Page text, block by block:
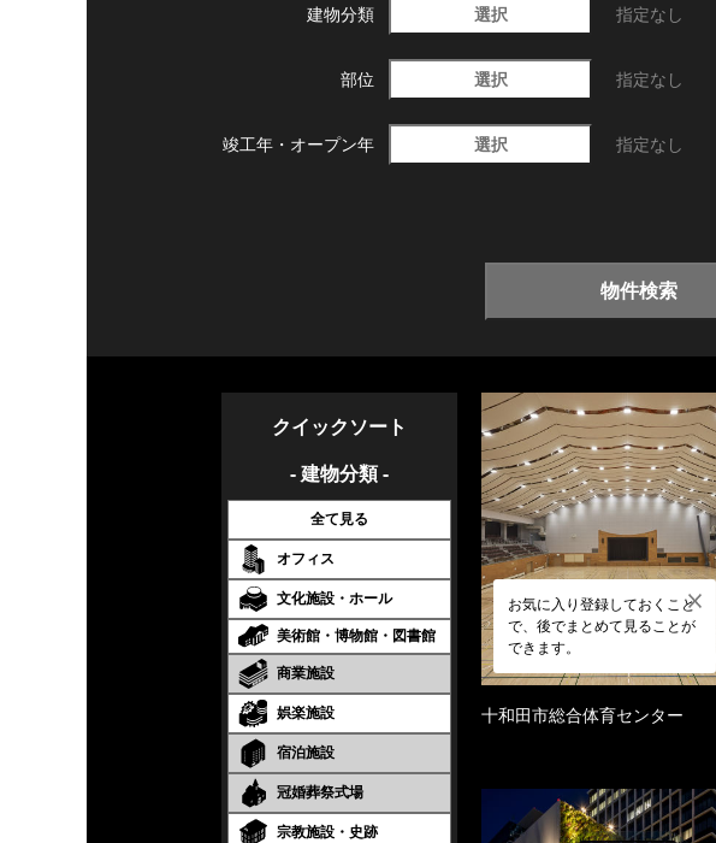
建物分類 選択 指定なし
部位 選択 指定なし
竣工年・ オープン年 選択 指定なし
物件検索
クイックソート
- 建物分類 -
全て見る
オフィス
文化施設・ホール
美術館・博物館・図書館
商業施設
娯楽施設
宿泊施設
冠婚葬祭式場
宗教施設・史跡
お気に入り登録しておくこと
で、後でまとめて見ることが
できます。
十和田市総合体育センター